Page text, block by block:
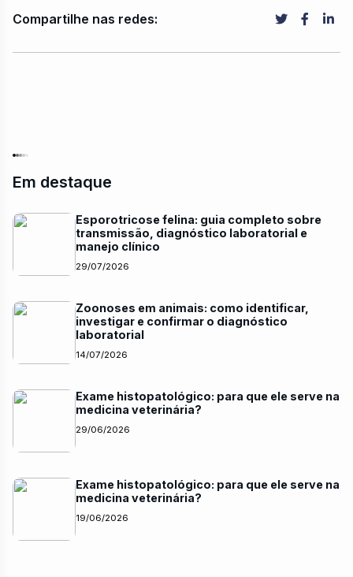
Compartilhe nas redes:
Em destaque
Esporotricose felina: guia completo sobre
transmissão, diagnóstico laboratorial e
manejo clínico
29/07/2026
Zoonoses em animais: como identificar,
investigar e confirmar o diagnóstico
laboratorial
14/07/2026
Exame histopatológico: para que ele serve na
medicina veterinária?
29/06/2026
Exame histopatológico: para que ele serve na
medicina veterinária?
19/06/2026